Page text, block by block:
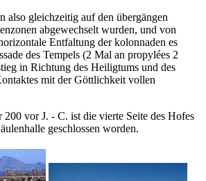
also gleichzeitig auf den übergängen
abgewechselt wurden, und von
Entfaltung der kolonnaden es
des Tempels (2 Mal an propylées 2
in Richtung des Heiligtums und des
mit der Göttlichkeit vollen
200 vor J. - C. ist die vierte Seite des Hofes
geschlossen worden.